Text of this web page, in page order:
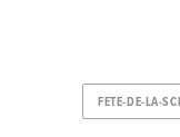
FETE-DE-LA-